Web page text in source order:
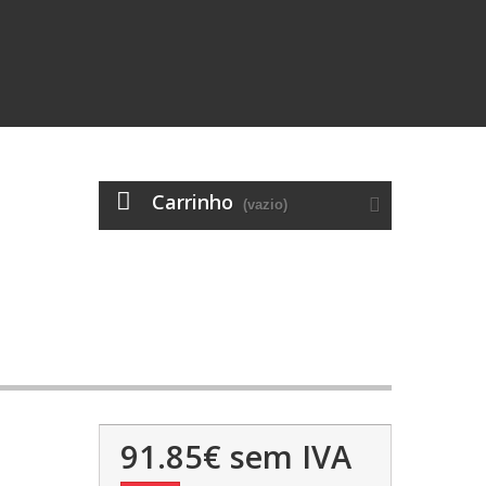
Carrinho (vazio)
91.85€ sem IVA